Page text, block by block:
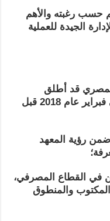
حسب رغبته والأهم
الجيدة للعملية
قد أطلق
خدمات منصة التعلم الإلكتروني في فبراير عام 2018 قبل
رؤية المعهد
في القطاع المصرفي،
والمنطوق